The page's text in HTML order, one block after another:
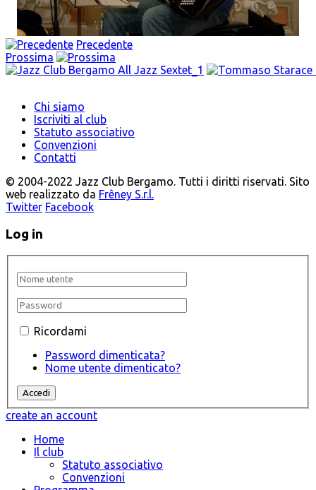
Precedente
Prossima
Chi siamo
Iscriviti al club
Statuto associativo
Convenzioni
Contatti
© 2004-2022 Jazz Club Bergamo. Tutti i diritti riservati. Sito
web realizzato da Frêney S.r.l.
Twitter Facebook
Log in
Ricordami
Password dimenticata?
Nome utente dimenticato?
create an account
Home
Il club
Statuto associativo
Convenzioni